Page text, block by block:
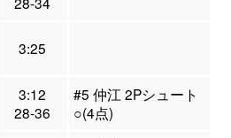
3:25
3:12
28-36
#5 仲江 2Pシュート
○(4点)